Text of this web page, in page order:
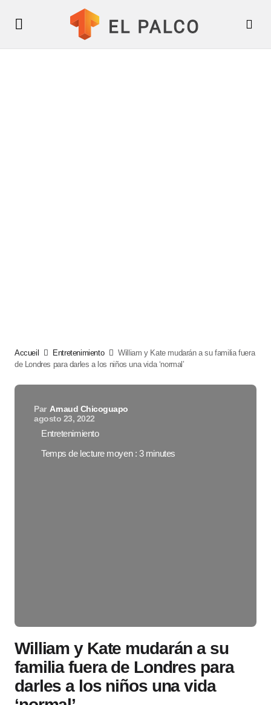
Accueil Entretenimiento
William y Kate mudarán a su familia fuera
de Londres para darles a los niños una vida ‘normal’
Par Arnaud Chicoguapo
agosto 23, 2022
Entretenimiento
Temps de lecture moyen : 3 minutes
William y Kate mudarán a su
familia fuera de Londres para
darles a los niños una vida